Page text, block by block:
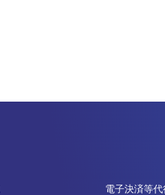
電子決済等